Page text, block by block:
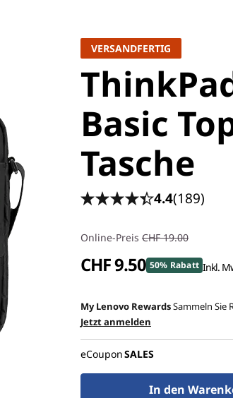
VERSANDFERTIG
Basic
Tasche
4.4(189)
Online-Preis CHF 19.00
CHF 9.50 50% Rabatt Inkl.
My Lenovo RewardsSammeln Sie
Jetzt anmelden
eCouponSALES
In den